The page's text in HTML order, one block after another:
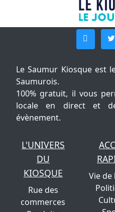
Le Saumur Kiosque est
Saumurois.
100% gratuit, il vous
locale en direct et
évènement.
L'UNIVERS
DU
KIOSQUE
Rue des
commerces
Vie de